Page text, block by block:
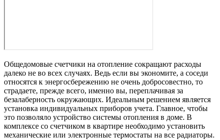
Общедомовые счетчики на отопление сокращают расходы
далеко не во всех случаях. Ведь если вы экономите, а соседи
относятся к энергосбережению не очень добросовестно, то
страдаете, прежде всего, именно вы, переплачивая за
безалаберность окружающих. Идеальным решением является
установка индивидуальных приборов учета. Главное, чтобы
это позволяло устройство системы отопления в доме. В
комплексе со счетчиком в квартире необходимо установить
механические или электронные термостаты на все радиаторы.